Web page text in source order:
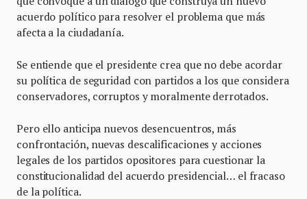
acuerdo político para resolver el problema que más
afecta a la ciudadanía.
Se entiende que el presidente crea que no debe acordar
su política de seguridad con partidos a los que considera
conservadores, corruptos y moralmente derrotados.
Pero ello anticipa nuevos desencuentros, más
confrontación, nuevas descalificaciones y acciones
legales de los partidos opositores para cuestionar la
constitucionalidad del acuerdo presidencial… el fracaso
de la política.